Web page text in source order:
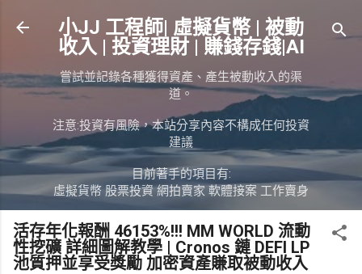
跳到主要內容
小JJ 工程師| 虛擬貨幣 | 被動
收入 | 投資理財 | 賺錢存錢|AI
嘗試並記錄各種獲得資產、產生被動收入的渠
道。
注意:投資有風險，本站分享內容不構成任何投資
建議
目前著手的項目有:
虛擬貨幣 股票投資 網拍賣家 軟體接案 工作賣身
活存年化報酬 46153%!!! MM WORLD 流動
性挖礦 詳細圖解教學 | Cronos 鏈 DEFI LP
池質押並享受獎勵 加密資產賺取被動收入